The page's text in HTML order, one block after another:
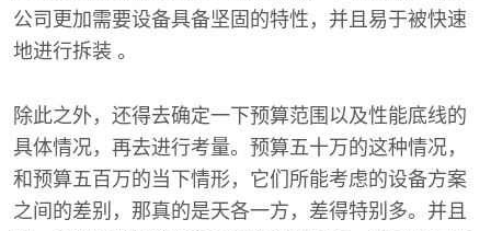
公司更加需要设备具备坚固的特性，并且易于被快速
地进行拆装 。
除此之外，还得去确定一下预算范围以及性能底线的
具体情况，再去进行考量。预算五十万的这种情况，
和预算五百万的当下情形，它们所能考虑的设备方案
之间的差别，那真的是天各一方，差得特别多。并且